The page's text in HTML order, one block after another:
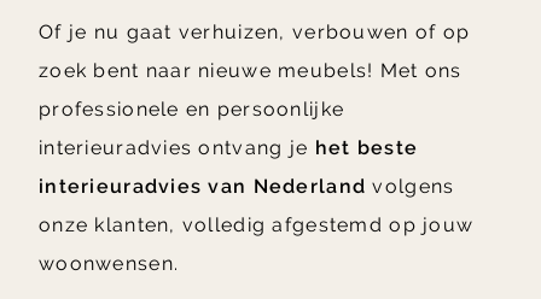
Of je nu gaat verhuizen, verbouwen of op
zoek bent naar nieuwe meubels! Met ons
professionele en persoonlijke
interieuradvies ontvang je het beste
interieuradvies van Nederland volgens
onze klanten, volledig afgestemd op jouw
woonwensen.